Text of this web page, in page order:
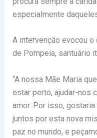
especialmente
A intervenção evocou
de Pompeia, santuário
“A nossa Mãe Maria
estar perto, ajudar-nos
amor. Por isso,
juntos por esta nova
paz no mundo, e